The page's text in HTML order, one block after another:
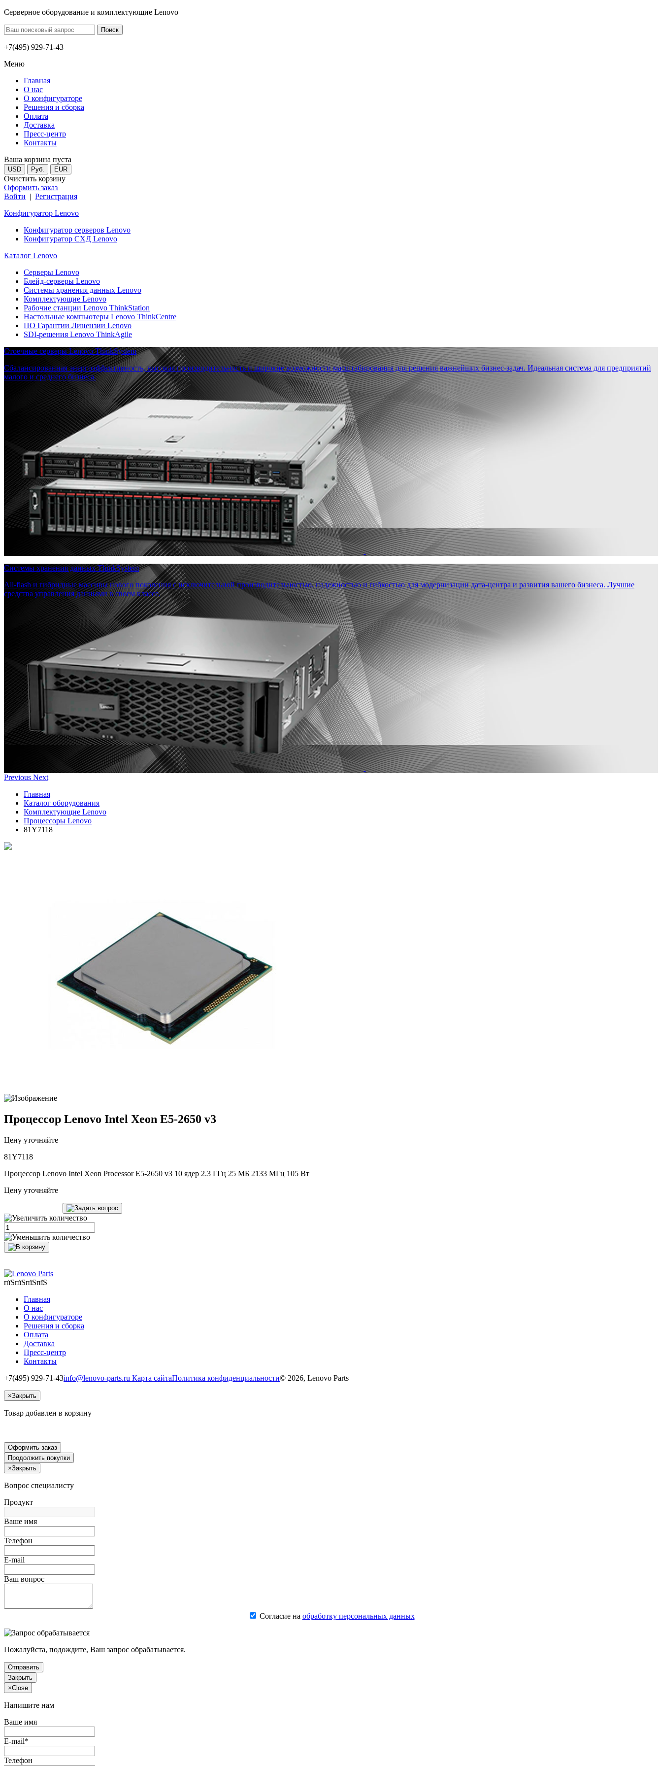
Серверное оборудование и комплектующие Lenovo
+7(495) 929-71-43
Меню
Главная
О нас
О конфигураторе
Решения и сборка
Оплата
Доставка
Пресс-центр
Контакты
Ваша корзина пуста
USD Руб. EUR
Очистить корзину
Оформить заказ
Войти | Регистрация
Конфигуратор Lenovo
Конфигуратор серверов Lenovo
Конфигуратор СХД Lenovo
Каталог Lenovo
Серверы Lenovo
Блейд-серверы Lenovo
Системы хранения данных Lenovo
Комплектующие Lenovo
Рабочие станции Lenovo ThinkStation
Настольные компьютеры Lenovo ThinkCentre
ПО Гарантии Лицензии Lenovo
SDI-решения Lenovo ThinkAgile
Стоечные серверы Lenovo ThinkSystem
Сбалансированная энергоэффективность, высокая производительность и широкие возможности масштабирования для решения важнейших бизнес-задач. Идеальная система для предприятий
малого и среднего бизнеса.
Системы хранения данных ThinkSystem
All-flash и гибридные массивы нового поколения с исключительной производительностью, надежностью и гибкостью для модернизации дата-центра и развития вашего бизнеса. Лучшие
средства управления данными в своем классе.
Previous Next
Главная
Каталог оборудования
Комплектующие Lenovo
Процессоры Lenovo
81Y7118
Процессор Lenovo Intel Xeon E5-2650 v3
Цену уточняйте
81Y7118
Процессор Lenovo Intel Xeon Processor E5-2650 v3 10 ядер 2.3 ГГц 25 МБ 2133 МГц 105 Вт
Цену уточняйте
пїЅпїЅпїЅпїЅ
Главная
О нас
О конфигураторе
Решения и сборка
Оплата
Доставка
Пресс-центр
Контакты
+7(495) 929-71-43info@lenovo-parts.ru Карта сайтаПолитика конфиденциальности© 2026, Lenovo Parts
×Закрыть
Товар добавлен в корзину
Оформить заказ
Продолжить покупки
×Закрыть
Вопрос специалисту
Продукт
Ваше имя
Телефон
E-mail
Ваш вопрос
Согласие на обработку персональных данных
Пожалуйста, подождите, Ваш запрос обрабатывается.
Отправить
Закрыть
×Close
Напишите нам
Ваше имя
E-mail*
Телефон